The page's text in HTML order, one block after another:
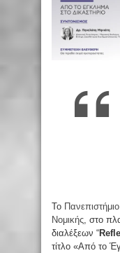
Το
Νομικής, στο
διαλέξεων “
τίτλο «Από το